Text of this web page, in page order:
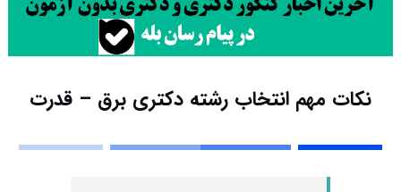
نکات مهم انتخاب رشته دکتری برق – قدرت